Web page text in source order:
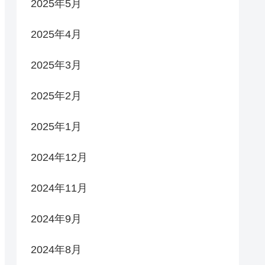
2025年5月
2025年4月
2025年3月
2025年2月
2025年1月
2024年12月
2024年11月
2024年9月
2024年8月